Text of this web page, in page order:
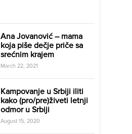
Ana Jovanović – mama
koja piše dečje priče sa
srećnim krajem
March 22, 2021
Kampovanje u Srbiji iliti
kako (pro/pre)živeti letnji
odmor u Srbiji
August 15, 2020